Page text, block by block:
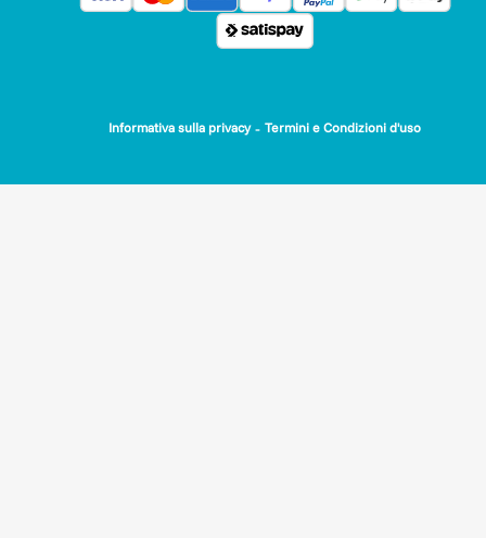
Informativa sulla privacy - Termini e Condizioni d'uso